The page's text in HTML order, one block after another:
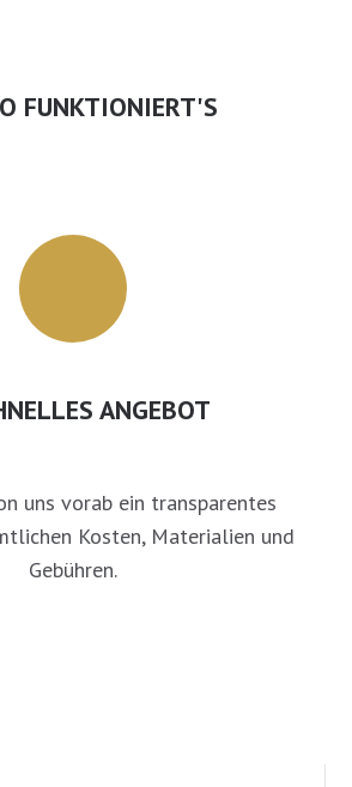
FUNKTIONIERT'S
ANGEBOT
uns vorab ein transparentes
Kosten, Materialien und
Gebühren.